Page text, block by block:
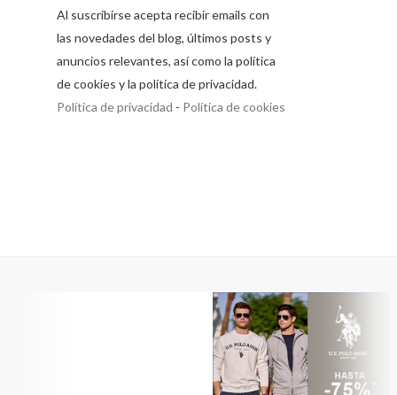
Al suscribirse acepta recibir emails con
las novedades del blog, últimos posts y
anuncios relevantes, así como la política
de cookies y la política de privacidad.
Política de privacidad - Política de cookies